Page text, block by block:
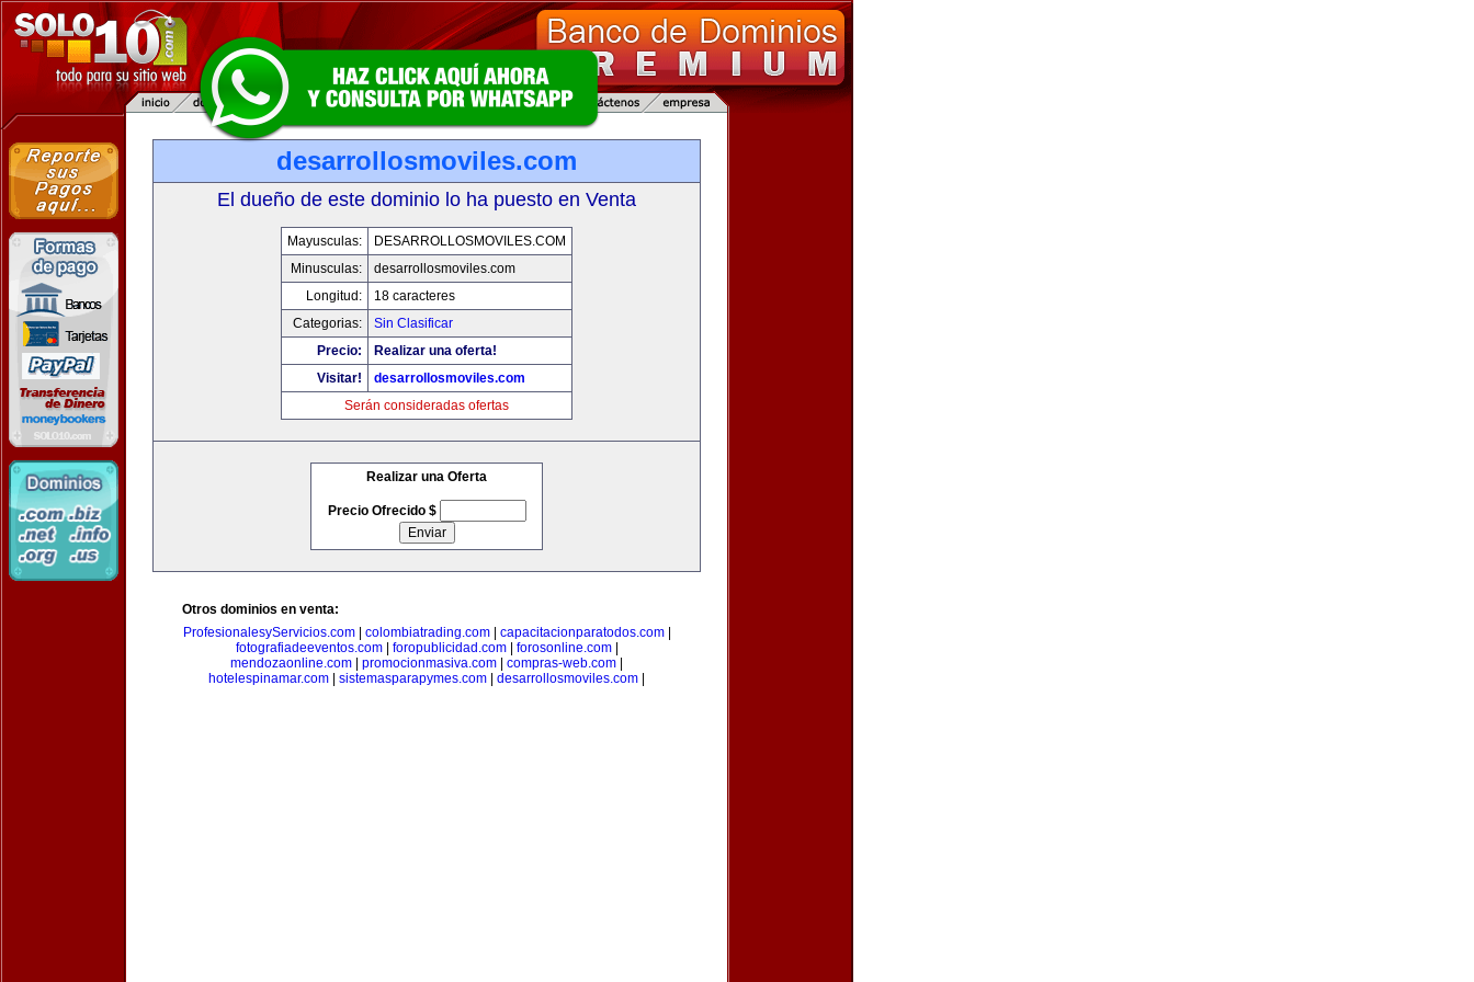
desarrollosmoviles.com
El dueño de este dominio lo ha puesto en Venta
Mayusculas:
DESARROLLOSMOVILES.COM
Minusculas:
desarrollosmoviles.com
Longitud:
18 caracteres
Categorias:
Sin Clasificar
Precio:
Realizar una oferta!
Visitar!
desarrollosmoviles.com
Serán consideradas ofertas
Realizar una Oferta
Precio Ofrecido $
Otros dominios en venta:
ProfesionalesyServicios.com| colombiatrading.com| capacitacionparatodos.com|
fotografiadeeventos.com| foropublicidad.com| forosonline.com|
mendozaonline.com
promocionmasiva.com compras-web.com
hotelespinamar.com
sistemasparapymes.com desarrollosmoviles.com